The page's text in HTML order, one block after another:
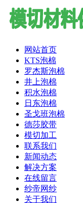
网站首页
KTS泡棉
罗杰斯泡棉
井上泡棉
积水泡棉
日东泡棉
圣戈班泡棉
德莎胶带
模切加工
联系我们
新闻动态
解决方案
在线留言
纱帝网纱
关于我们